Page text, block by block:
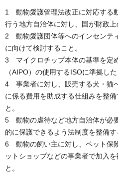
1 動物愛護管理法改正に対応する
行う地方自治体に対し、国が財政上
2 動物愛護団体等へのインセンテ
に向けて検討すること。
3 マイクロチップ本体の基準を定
（AIPO）の使用するISOに準拠し
4 事業者に対し、販売する犬・猫
に係る費用を助成する仕組みを整
と。
5 動物の虐待など地方自治体が必
的に保護できるよう法制度を整備す
6 動物の飼い主に対し、ペット保
ットショップなどの事業者で加入
と。